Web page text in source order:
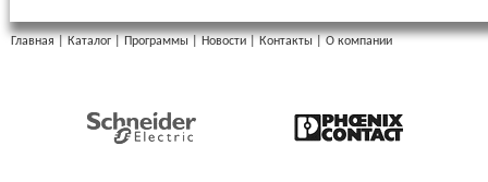
Главная | Каталог | Программы | Новости | Контакты | О компании